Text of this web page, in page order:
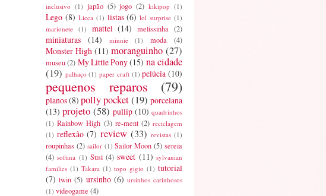
inclusivo (1) japão (5) jogo (2) kikipop (1)
Lego (8) Licca (1) listas (6) lol surprise (1)
marionete (1) mattel (14) melissinha (2)
miniaturas (14) minnie (1) moda (4)
Monster High (11) moranguinho (27)
museu (2) My Little Pony(15) na cidade
(19) palhaço (1) paper craft (1) pelúcia (10)
pequenos reparos (79)
planos(8) polly pocket(19) porcelana
(13) projeto (58) pullip (10) quadrinhos
(1) Rainbow High (3) re-ment (2) reciclagem
(1) reflexão (7) review (33) revistas (1)
roupinhas (2) sailor (1) Sailor Moon (5) sereia
(4) softina (1) Susi (4) sweet (11) sylvanian
families (1) Takara (1) topo gigio (1) tutorial
(7) twin (5) ursinho (6) ursinhos carinhosos
(1) videogame (4)